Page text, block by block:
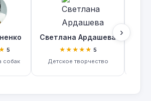
5
собак
Светлана Ардашева
★★★★★ 5
Детское творчество
›